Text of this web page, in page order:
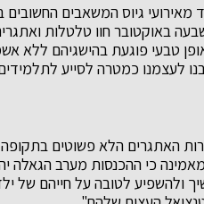
גיוס המשאבים החשובים
באוקטובר חוו טלטלות
טבעי פוגעת בהישגיהם ללא
לעצמנו כמטרה לסייע
האתגרים הלא פשוטים בתקופה
כי ההכנסות מערב הגאלה
ולהשפיע לטובה על חייהם של